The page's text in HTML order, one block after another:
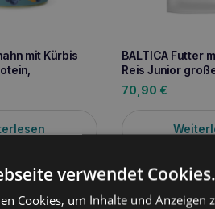
mit Kürbis
BALTICA Futter
Reis Junior
70,90 €
verwendet Cookies.
Cookies, um Inhalte und